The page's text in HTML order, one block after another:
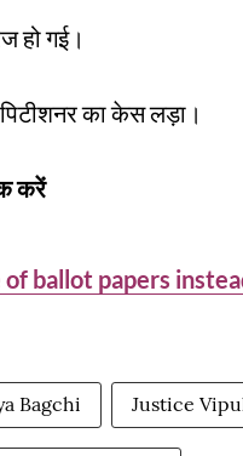
हो गई।
का केस लड़ा।
करें
ballot papers
Bagchi Justice